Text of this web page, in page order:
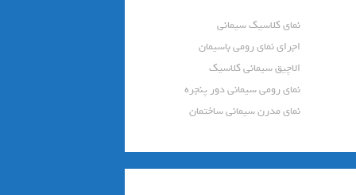
نمای کلاسیک سیمانی
اجرای نمای رومی باسیمان
الاچیق سیمانی کلاسیک
نمای رومی سیمانی دور پنجره
نمای مدرن سیمانی ساختمان